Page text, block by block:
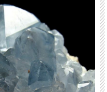
厳選 プレゼント ギフト メンズ レデ
イズ直し コムローズ comrose